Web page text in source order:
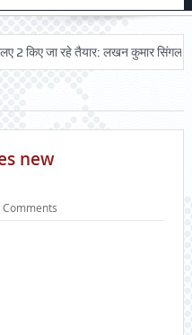
2 किए जा रहे तैयार: लखन कुमार सिंगला
new
Comments